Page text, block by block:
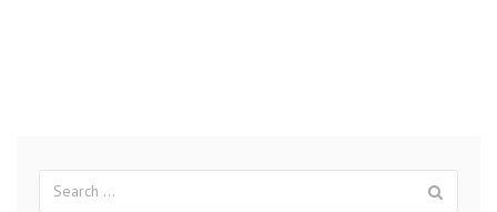
for: